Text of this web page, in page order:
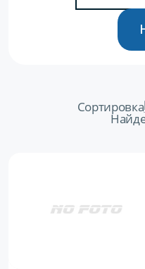
Сортировка